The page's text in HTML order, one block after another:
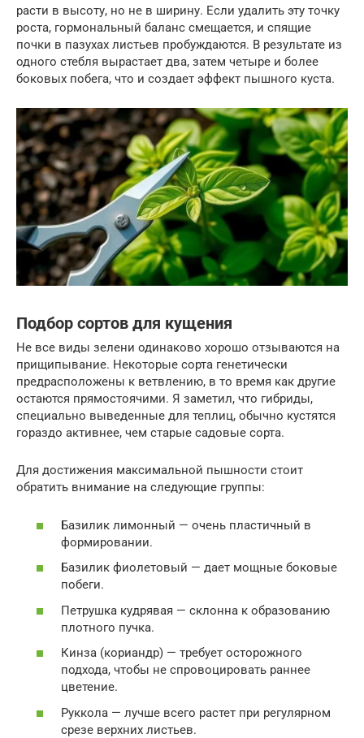
расти в высоту, но не в ширину. Если удалить эту точку
роста, гормональный баланс смещается, и спящие
почки в пазухах листьев пробуждаются. В результате из
одного стебля вырастает два, затем четыре и более
боковых побега, что и создает эффект пышного куста.
Подбор сортов для кущения
Не все виды зелени одинаково хорошо отзываются на
прищипывание. Некоторые сорта генетически
предрасположены к ветвлению, в то время как другие
остаются прямостоячими. Я заметил, что гибриды,
специально выведенные для теплиц, обычно кустятся
гораздо активнее, чем старые садовые сорта.
Для достижения максимальной пышности стоит
обратить внимание на следующие группы:
Базилик лимонный — очень пластичный в
формировании.
Базилик фиолетовый — дает мощные боковые
побеги.
Петрушка кудрявая — склонна к образованию
плотного пучка.
Кинза (кориандр) — требует осторожного
подхода, чтобы не спровоцировать раннее
цветение.
Руккола — лучше всего растет при регулярном
срезе верхних листьев.